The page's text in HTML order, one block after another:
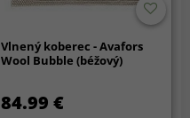
Vlnený koberec - Avafors
Wool Bubble (béžový)
84.99 €